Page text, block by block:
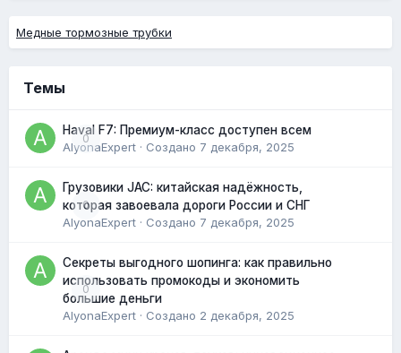
Медные тормозные трубки
Темы
0
Haval F7: Премиум-класс доступен всем
AlyonaExpert · Создано 7 декабря, 2025
0
Грузовики JAC: китайская надёжность,
которая завоевала дороги России и СНГ
AlyonaExpert · Создано 7 декабря, 2025
0
Секреты выгодного шопинга: как правильно
использовать промокоды и экономить
большие деньги
AlyonaExpert · Создано 2 декабря, 2025